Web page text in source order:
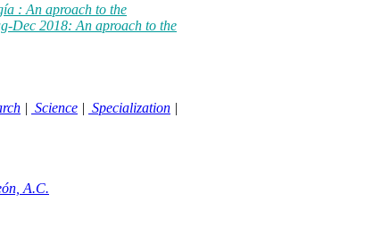
: An aproach to the
Dec 2018: An aproach to the
| Science | Specialization |
A.C.